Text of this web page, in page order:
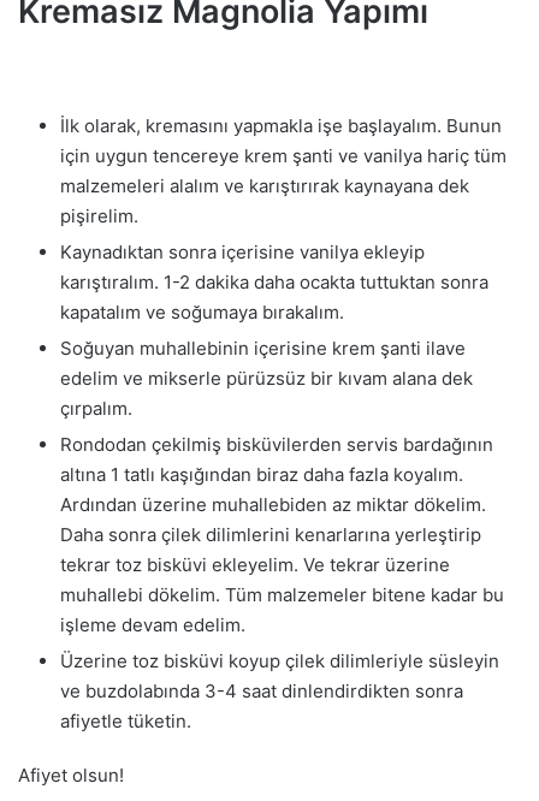
Kremasız Magnolia Yapımı
İlk olarak, kremasını yapmakla işe başlayalım. Bunun
için uygun tencereye krem şanti ve vanilya hariç tüm
malzemeleri alalım ve karıştırırak kaynayana dek
pişirelim.
Kaynadıktan sonra içerisine vanilya ekleyip
karıştıralım. 1-2 dakika daha ocakta tuttuktan sonra
kapatalım ve soğumaya bırakalım.
Soğuyan muhallebinin içerisine krem şanti ilave
edelim ve mikserle pürüzsüz bir kıvam alana dek
çırpalım.
Rondodan çekilmiş bisküvilerden servis bardağının
altına 1 tatlı kaşığından biraz daha fazla koyalım.
Ardından üzerine muhallebiden az miktar dökelim.
Daha sonra çilek dilimlerini kenarlarına yerleştirip
tekrar toz bisküvi ekleyelim. Ve tekrar üzerine
muhallebi dökelim. Tüm malzemeler bitene kadar bu
işleme devam edelim.
Üzerine toz bisküvi koyup çilek dilimleriyle süsleyin
ve buzdolabında 3-4 saat dinlendirdikten sonra
afiyetle tüketin.
Afiyet olsun!